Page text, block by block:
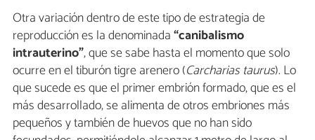
Otra variación dentro de este tipo de estrategia de
reproducción es la denominada“canibalismo
intrauterino”, que se sabe hasta el momento que solo
ocurre en el tiburón tigre arenero (Carcharias taurus). Lo
que sucede es que el primer embrión formado, que es el
más desarrollado, se alimenta de otros embriones más
pequeños y también de huevos que no han sido